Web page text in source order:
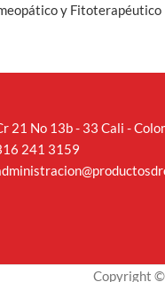
y Fitoterapéutico
21 No 13b - 33 Cali -
241 3159
Copyright